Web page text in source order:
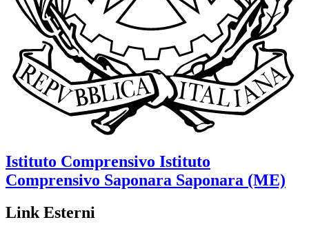
Istituto Comprensivo Istituto
Comprensivo Saponara Saponara (ME)
Link Esterni